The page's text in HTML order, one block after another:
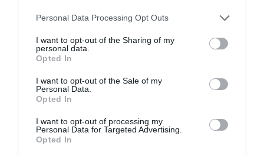
Personal Data Processing Opt Outs
I want to opt-out of the Sharing of my
personal data.
Opted In
I want to opt-out of the Sale of my
Personal Data.
Opted In
I want to opt-out of processing my
Personal Data for Targeted Advertising.
Opted In